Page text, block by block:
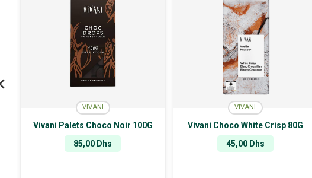
VIVANI
Vivani Palets Choco Noir 100G
85,00 Dhs
VIVANI
Vivani Choco White Crisp 80G
45,00 Dhs